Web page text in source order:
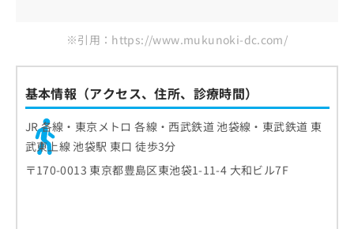
リニックおすすめ10選
※引用：https://www.mukunoki-dc.com/
基本情報（アクセス、住所、診療時間）
JR 各線・東京メトロ 各線・西武鉄道 池袋線・東武鉄道 東
武東上線 池袋駅 東口 徒歩3分
〒170-0013 東京都豊島区東池袋1-11-4 大和ビル7F
正
は
こ
ら
そ
込
み
は
ち
ら